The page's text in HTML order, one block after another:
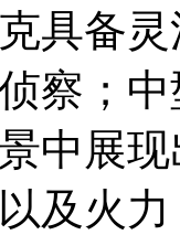
具备
察；
中展
及火